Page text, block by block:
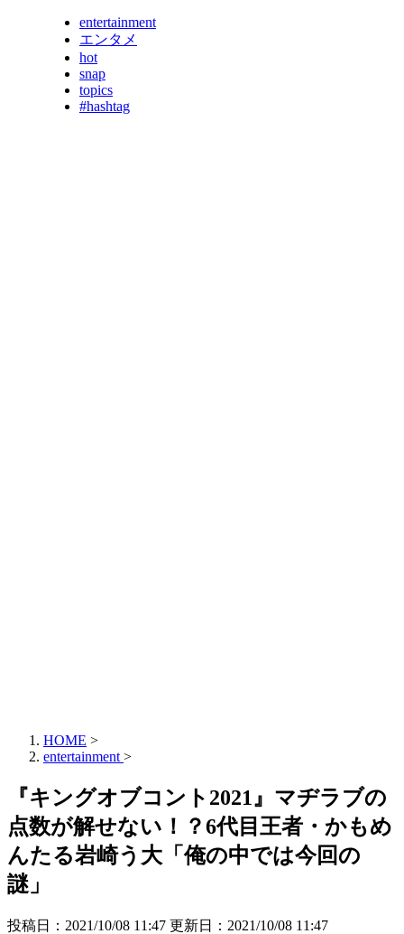
entertainment
エンタメ
hot
snap
topics
#hashtag
HOME >
entertainment >
『キングオブコント2021』マヂラブの
点数が解せない！？6代目王者・かもめ
んたる岩崎う大「俺の中では今回の
謎」
投稿日：2021/10/08 11:47 更新日： 2021/10/08 11:47